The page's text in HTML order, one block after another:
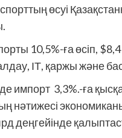
өсуі
10,5%-ға өсіп,
ІТ, қаржы және
импорт 3,3%.-ға
нәтижесі
деңгейінде